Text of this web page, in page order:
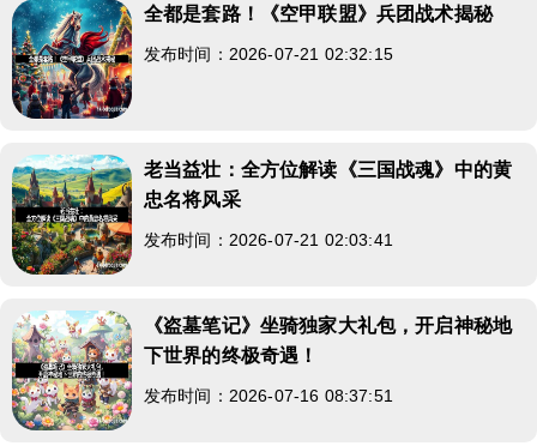
全都是套路！《空甲联盟》兵团战术揭秘
发布时间：2026-07-21 02:32:15
老当益壮：全方位解读《三国战魂》中的黄
忠名将风采
发布时间：2026-07-21 02:03:41
《盗墓笔记》坐骑独家大礼包，开启神秘地
下世界的终极奇遇！
发布时间：2026-07-16 08:37:51